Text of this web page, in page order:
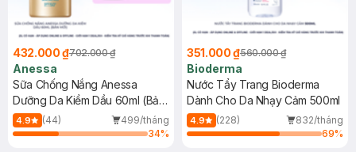
432.000 ₫702.000 ₫
Anessa
Sữa Chống Nắng Anessa
Dưỡng Da Kiềm Dầu 60ml (Bản
Mới)
4.9 (44)
499/tháng
34%
351.000 ₫560.000 ₫
Bioderma
Nước Tẩy Trang Bioderma
Dành Cho Da Nhạy Cảm 500ml
4.9 (228)
832/tháng
69%